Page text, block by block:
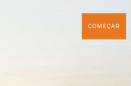
COMEÇAR